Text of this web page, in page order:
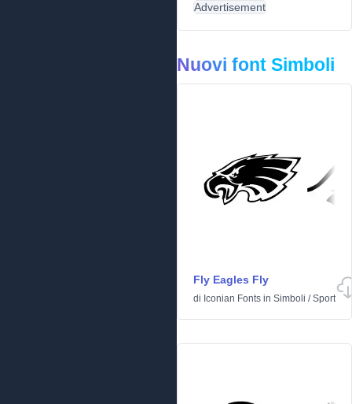
Advertisement
Nuovi font Simboli
Fly Eagles Fly
di Iconian Fonts in Simboli /Sport